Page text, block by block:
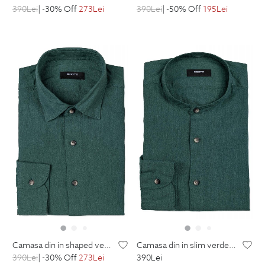
390Lei| -30% Off273Lei
390Lei| -50% Off 195Lei
camasa din in shaped verde uni
390Lei| -30% Off273Lei
camasa din in slim verde uni guler tunica
390Lei